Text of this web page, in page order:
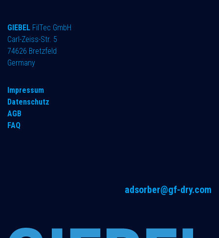
GIEBEL FilTec GmbH
Carl-Zeiss-Str. 5
74626 Bretzfeld
Germany
Impressum
Datenschutz
AGB
FAQ
adsorber@gf-dry.com